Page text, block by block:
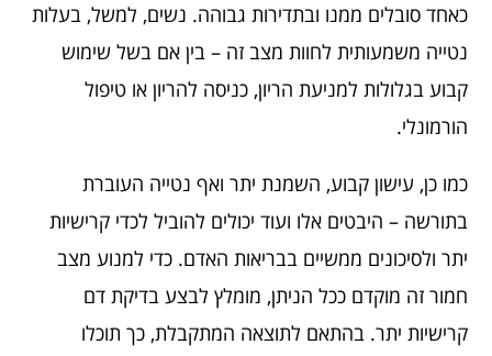
כאחד סובלים ממנו ובתדירות גבוהה. נשים, למשל, בעלות
נטייה משמעותית לחוות מצב זה – בין אם בשל שימוש
קבוע בגלולות למניעת הריון, כניסה להריון או טיפול
הורמונלי.
כמו כן, עישון קבוע, השמנת יתר ואף נטייה העוברת
בתורשה – היבטים אלו ועוד יכולים להוביל לכדי קרישיות
יתר ולסיכונים ממשיים בבריאות האדם. כדי למנוע מצב
חמור זה מוקדם ככל הניתן, מומלץ לבצע בדיקת דם
קרישיות יתר. בהתאם לתוצאה המתקבלת, כך תוכלו